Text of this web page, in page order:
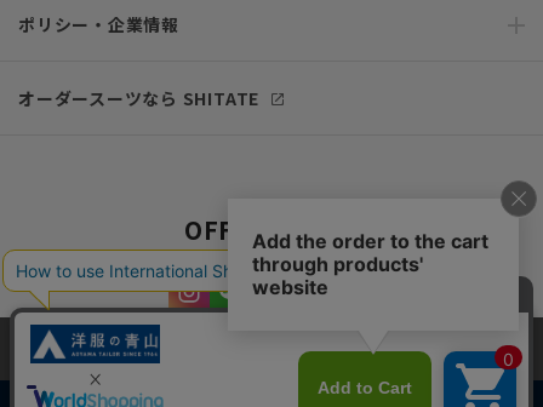
ポリシー・企業情報
オーダースーツなら SHITATE
OFFICIAL SNS
当サイトでは、快適な閲覧体験とコンテンツ改善のためにCookieを使用